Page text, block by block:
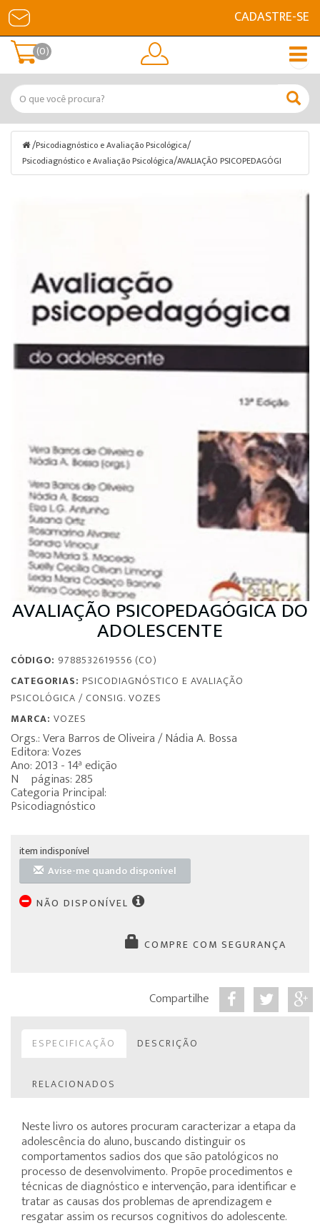
CADASTRE-SE
(0)
/Psicodiagnóstico e Avaliação Psicológica/
Psicodiagnóstico e Avaliação Psicológica/AVALIAÇÃO PSICOPEDAGÓGI
AVALIAÇÃO PSICOPEDAGÓGICA DO
ADOLESCENTE
CÓDIGO: 9788532619556 (CO)
CATEGORIAS: PSICODIAGNÓSTICO E AVALIAÇÃO
PSICOLÓGICA / CONSIG. VOZES
MARCA: VOZES
Orgs.: Vera Barros de Oliveira / Nádia A. Bossa
Editora: Vozes
Ano: 2013 - 14ª edição
Nº páginas: 285
Categoria Principal:
Psicodiagnóstico
item indisponível
Avise-me quando disponível
NÃO DISPONÍVEL
COMPRE COM SEGURANÇA
Compartilhe
ESPECIFICAÇÃO DESCRIÇÃO
RELACIONADOS
Neste livro os autores procuram caracterizar a etapa da
adolescência do aluno, buscando distinguir os
comportamentos sadios dos que são patológicos no
processo de desenvolvimento. Propõe procedimentos e
técnicas de diagnóstico e intervenção, para identificar e
tratar as causas dos problemas de aprendizagem e
resgatar assim os recursos cognitivos do adolescente.